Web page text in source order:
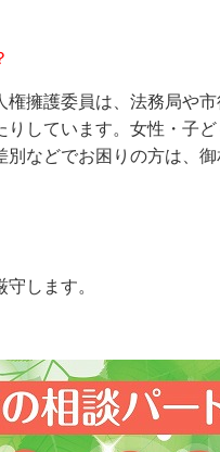
擁護委員は、法務局や
りしています。女性・子
などでお困りの方は、御
します。